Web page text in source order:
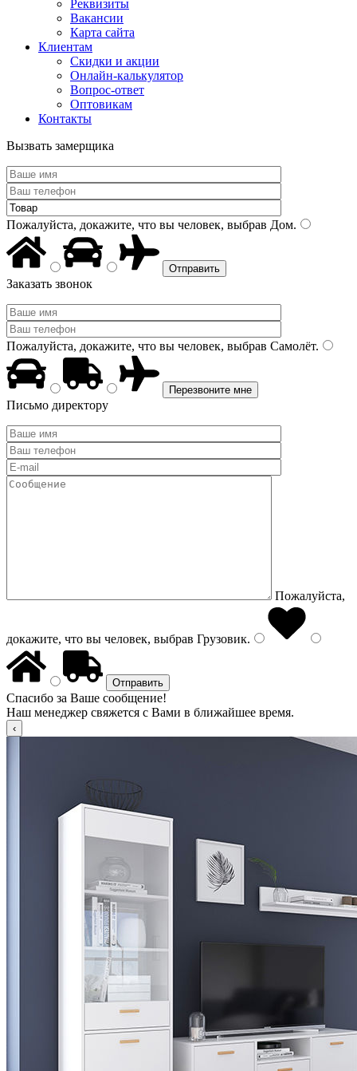
Реквизиты
Вакансии
Карта сайта
Клиентам
Скидки и акции
Онлайн-калькулятор
Вопрос-ответ
Оптовикам
Контакты
Вызвать замерщика
Пожалуйста, докажите, что вы человек, выбрав Дом.
Заказать звонок
Пожалуйста, докажите, что вы человек, выбрав Самолёт.
Письмо директору
Пожалуйста,
докажите, что вы человек, выбрав Грузовик.
Спасибо за Ваше сообщение!
Наш менеджер свяжется с Вами в ближайшее время.